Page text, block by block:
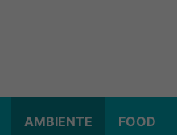
AMBIENTE FOOD